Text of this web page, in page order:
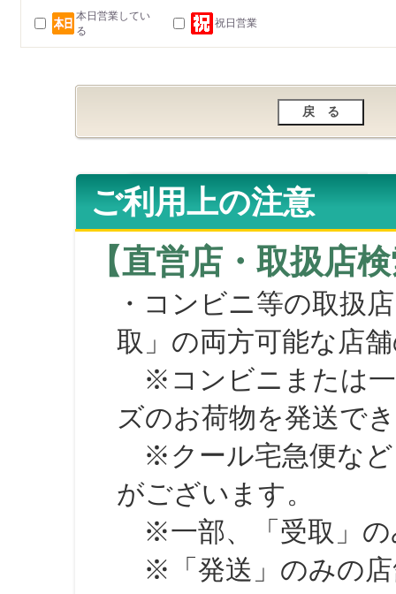
本日営業してい
る
祝日営業
ご利用上の注意
【直営店・取扱店
・コンビニ等の取扱
取」の両方可能な店
※コンビニまたは一
ズのお荷物を発送で
※クール宅急便など
がございます。
※一部、「受取」の
※「発送」のみの店